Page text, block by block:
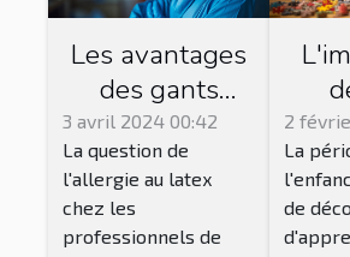
Les avantages
des gants
nitrile pour les
professionnels
de santé
allergiques au
3 avril 2024 00:42
La question de
l'allergie au latex
chez les
professionnels de
2
La
de